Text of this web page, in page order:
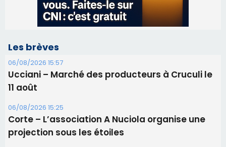
Les brèves
06/08/2026 15:57
Ucciani – Marché des producteurs à Cruculi le
11 août
06/08/2026 15:25
Corte – L’association A Nuciola organise une
projection sous les étoiles